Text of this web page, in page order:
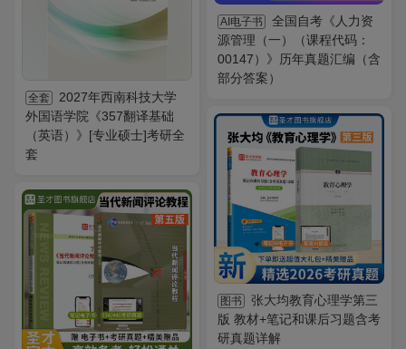
AI电子书
全国自考《人力资
源管理（一）（课程代码：
00147）》历年真题汇编（含
部分答案）
全套
2027年西南科技大学
外国语学院《357翻译基础
（英语）》[专业硕士]考研全
套
图书
张大均教育心理学第三
版 教材+笔记和课后习题含考
研真题详解